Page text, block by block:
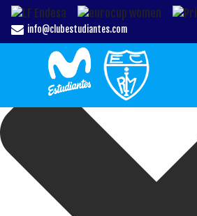
Gestionar el Consentimiento de las Cookies
info@clubestudiantes.com